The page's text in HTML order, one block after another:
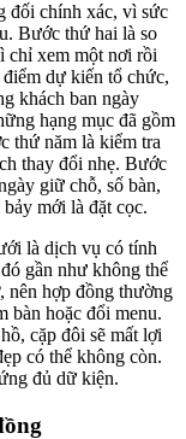
đối chính xác, vì sức
Bước thứ hai là so
chỉ xem một nơi rồi
dự kiến tổ chức,
khách ban ngày
hạng mục đã gồm
thứ năm là kiểm tra
thay đổi nhẹ. Bước
giữ chỗ, số bàn,
mới là đặt cọc.
là dịch vụ có tính
gần như không thể
nên hợp đồng thường
bàn hoặc đổi menu.
cặp đôi sẽ mất lợi
có thể không còn.
đủ dữ kiện.